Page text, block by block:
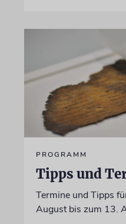
PROGRAMM
Tipps und
Termine und Tipps
August bis zum 13.